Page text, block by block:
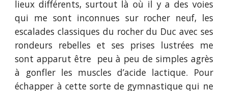
lieux différents, surtout là où il y a des voies
qui me sont inconnues sur rocher neuf, les
escalades classiques du rocher du Duc avec ses
rondeurs rebelles et ses prises lustrées me
sont apparut être peu à peu de simples agrès
à gonfler les muscles d’acide lactique. Pour
échapper à cette sorte de gymnastique qui ne